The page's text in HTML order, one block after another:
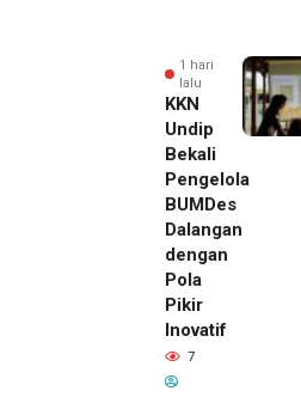
1 hari
lalu
KKN
Undip
Bekali
Pengelola
BUMDes
Dalangan
dengan
Pola
Pikir
Inovatif
7
1 hari lalu
Pemilik
Royal